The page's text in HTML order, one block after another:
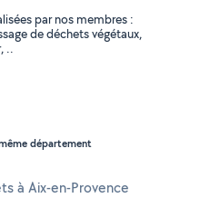
par nos membres :
de déchets végétaux,
..
département
à Aix-en-Provence